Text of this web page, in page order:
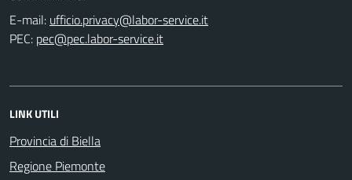
E-mail:
PEC:
LINK UTILI
Provincia di Biella
Regione Piemonte